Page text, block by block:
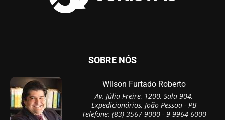
SOBRE NÓS
Wilson Furtado Roberto
Av. Júlia Freire, 1200, Sala 904,
Expedicionários, João Pessoa - PB
Telefone: (83) 3567-9000 - 9 9964-6000